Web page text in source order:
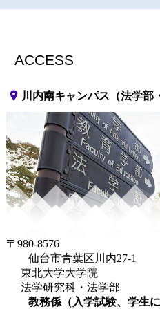
ACCESS
place 川内南キャンパス（法学部
〒980-8576
仙台市青葉区川内27-1
東北大学大学院
法学研究科・法学部
教務係（入学試験、学生